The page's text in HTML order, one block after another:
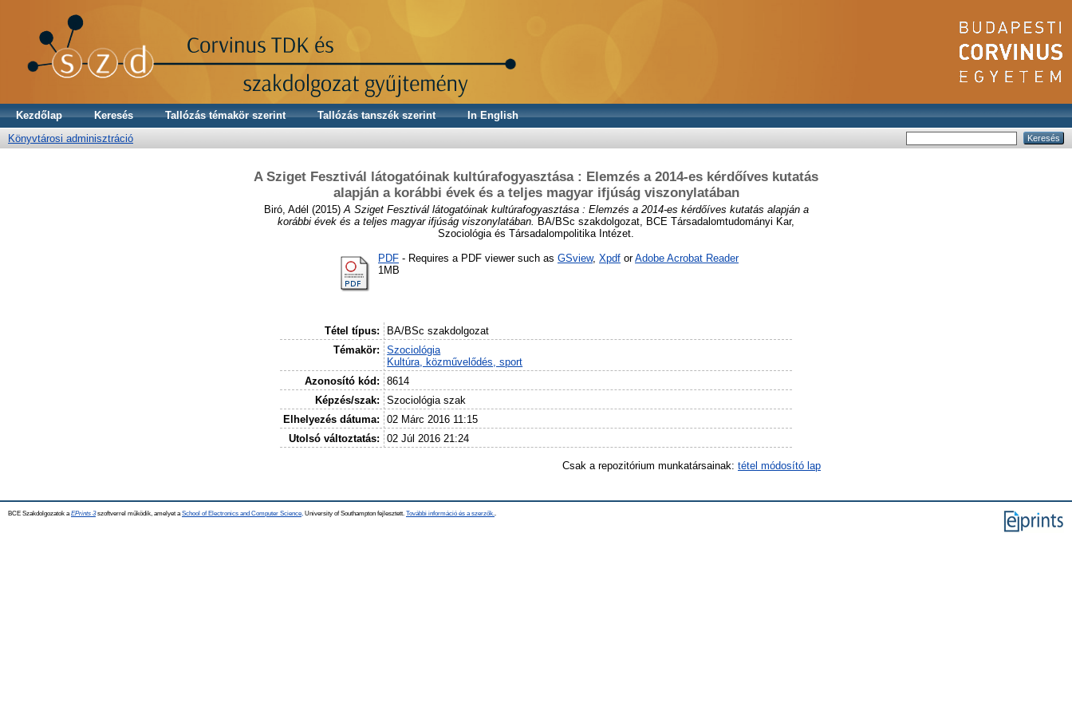
Kezdőlap Keresés Tallózás témakör szerint Tallózás tanszék szerint
In English
Könyvtárosi adminisztráció
A Sziget Fesztivál látogatóinak kultúrafogyasztása : Elemzés a 2014-es kérdőíves kutatás
alapján a korábbi évek és a teljes magyar ifjúság viszonylatában
Biró, Adél (2015) A Sziget Fesztivál látogatóinak kultúrafogyasztása : Elemzés a 2014-es kérdőíves kutatás alapján a
korábbi évek és a teljes magyar ifjúság viszonylatában.
BA/BSc szakdolgozat, BCE Társadalomtudományi Kar,
Szociológia és Társadalompolitika Intézet.
PDF - Requires a PDF viewer such as GSview, Xpdf orAdobe Acrobat Reader
1MB
Tétel típus:
BA/BSc szakdolgozat
Témakör:
Szociológia
Kultúra, közművelődés, sport
Azonosító kód:
8614
Képzés/szak:
Szociológia szak
Elhelyezés dátuma:
02 Márc 2016 11:15
Utolsó változtatás:
02 Júl 2016 21:24
Csak a repozitórium munkatársainak: tétel módosító lap
BCE Szakdolgozatok a EPrints 3szoftverrel működik, amelyet a School of Electronics and Computer Science, University of Southampton fejlesztett. További információ és a szerzők.